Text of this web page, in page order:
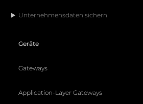
Unternehmensdaten sichern
Geräte
Gateways
Application-Layer Gateways